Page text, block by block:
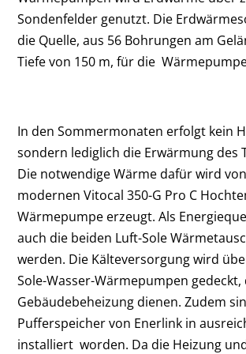
Sondenfelder genutzt. Die
die Quelle, aus 56 Bohrungen am
Tiefe von 150 m, für die
In den Sommermonaten erfolgt kein
sondern lediglich die Erwärmung des
Die notwendige Wärme dafür wird
modernen Vitocal 350-G Pro C
Wärmepumpe erzeugt. Als
auch die beiden Luft-Sole
werden. Die Kälteversorgung wird
Sole-Wasser-Wärmepumpen
Gebäudebeheizung dienen. Zudem
Pufferspeicher von Enerlink in
installiert worden. Da die Heizung